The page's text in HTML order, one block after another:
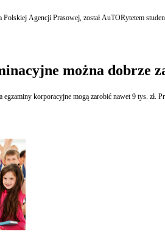
Agencji Prasowej, został AuTORytetem
można dobrze
egzaminy korporacyjne mogą zarobić nawet 9 tys.